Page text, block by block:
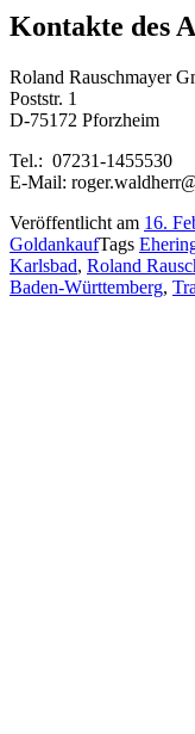
Kontakte des
Roland Rauschmayer
Poststr. 1
D-75172 Pforzheim
Tel.: 07231-1455530
E-Mail:
Veröffentlicht am 16.
GoldankaufTags
Karlsbad, Roland
Baden-Württemberg,